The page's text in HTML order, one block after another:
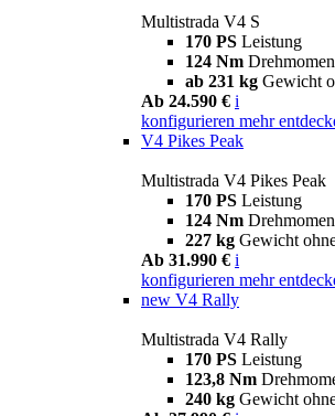
Multistrada V4 S
170 PS Leistung
124 Nm
ab 231 kg Gewicht
Ab 24.590 € i
konfigurieren mehr
V4 Pikes Peak
Multistrada V4 Pikes Peak
170 PS Leistung
124 Nm
227 kg Gewicht
Ab 31.990 € i
konfigurieren mehr
new V4 Rally
Multistrada V4 Rally
170 PS Leistung
123,8 Nm
240 kg Gewicht